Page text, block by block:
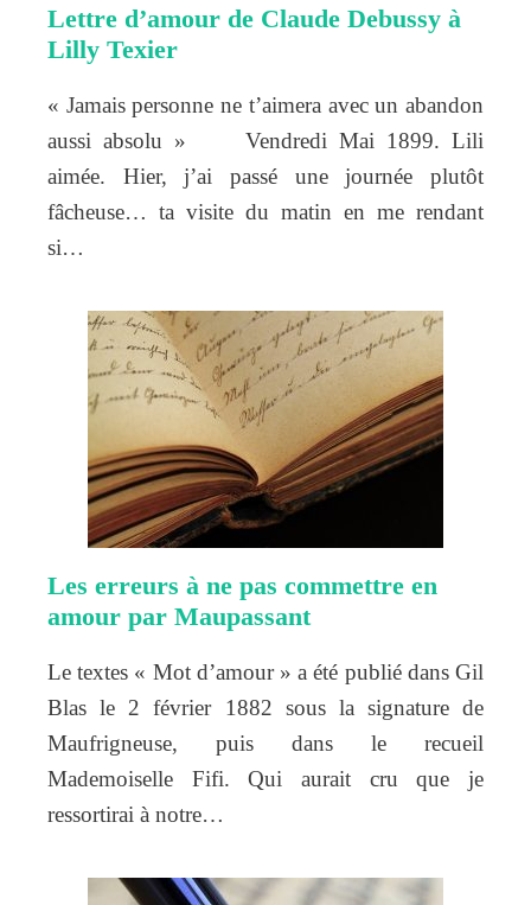
Lettre d’amour de Claude Debussy à
Lilly Texier
« Jamais personne ne t’aimera avec un abandon
aussi absolu » Vendredi Mai 1899. Lili
aimée. Hier, j’ai passé une journée plutôt
fâcheuse… ta visite du matin en me rendant
si…
Les erreurs à ne pas commettre en
amour par Maupassant
Le textes « Mot d’amour » a été publié dans Gil
Blas le 2 février 1882 sous la signature de
Maufrigneuse, puis dans le recueil
Mademoiselle Fifi. Qui aurait cru que je
ressortirai à notre…